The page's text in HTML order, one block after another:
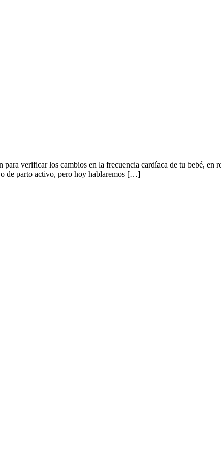
verificar los cambios en la frecuencia cardíaca de tu bebé,
de parto activo, pero hoy hablaremos […]